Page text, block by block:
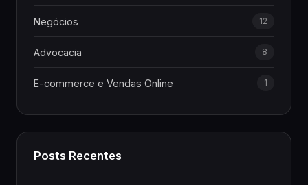
Negócios 12
Advocacia 8
E-commerce e Vendas Online 1
Posts Recentes